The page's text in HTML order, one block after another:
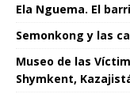
Ela Nguema. El
Semonkong y las
Museo de las
Shymkent,